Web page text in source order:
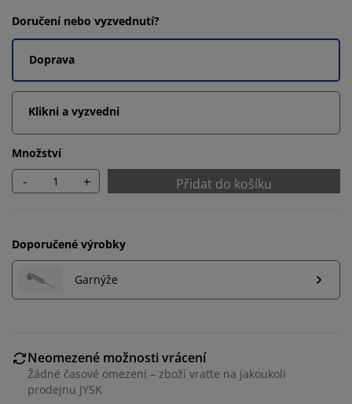
Doručení nebo vyzvednutí?
Doprava
Klikni a vyzvedni
Množství
- + Přidat do košíku
Doporučené výrobky
Garnýže
Neomezené možnosti vrácení
Žádné časové omezení – zboží vraťte na jakoukoli
prodejnu JYSK